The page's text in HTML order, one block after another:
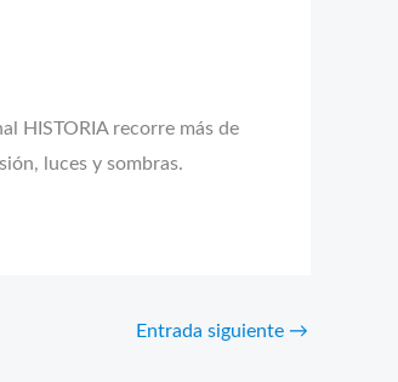
HISTORIA recorre más de
luces y sombras.
Entrada siguiente →